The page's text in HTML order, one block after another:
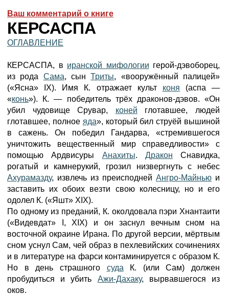
Ваш комментарий о книге
КЕРСАСПА
ОГЛАВЛЕНИЕ
КЕРСАСПА, в иранской мифологии герой-дэвоборец,
из рода Сама, сынТриты, «вооружённый палицей»
(«Ясна» IX). Имя К. отражает культ коня (аспа —
«конь»). К. — победитель трёх драконов-дэвов. «Он
убил чудовище Срувар, коней глотавшее, людей
глотавшее, полное яда», который бил струёй вышиной
в сажень. Он победил Гандарва, «стремившегося
уничтожить вещественный мир справедливости» с
помощью Ардвисуры Анахиты. Дракон Снавидка,
рогатый и камнерукий, грозил низвергнуть с небес
Ахурамазду, извлечь из преисподней Ангро-Майнью и
заставить их обоих везти свою колесницу, но и его
одолел К. («Яшт» XIX).
По одному из преданий, К. околдовала пэри Хнантаити
(«Видевдат» I, XIX) и он заснул вечным сном на
восточной окраине Ирана. По другой версии, мёртвым
сном уснул Сам, чей образ в пехлевийских сочинениях
и в литературе на фарси контаминируется с образом К.
Но в день страшного суда К. (или Сам) должен
пробудиться и убить Ажи-Дахаку, вырвавшегося из
оков.